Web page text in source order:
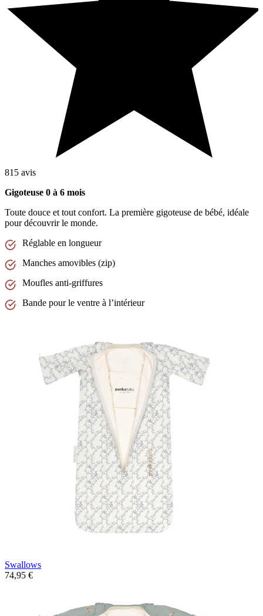
815 avis
Gigoteuse 0 à 6 mois
Toute douce et tout confort. La première gigoteuse de bébé, idéale
pour découvrir le monde.
Réglable en longueur
Manches amovibles (zip)
Moufles anti-griffures
Bande pour le ventre à l’intérieur
Swallows
74,95 €